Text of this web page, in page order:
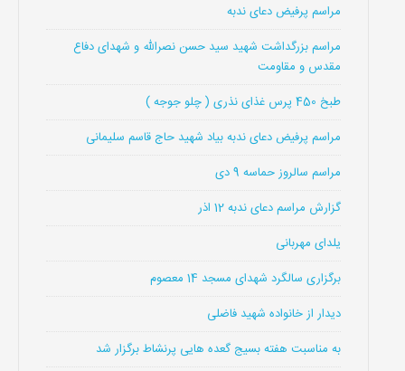
مراسم پرفیض دعای ندبه
مراسم بزرگداشت شهید سید حسن نصرالله و شهدای دفاع
مقدس و مقاومت
طبخ 450 پرس غذای نذری ( چلو جوجه )
مراسم پرفیض دعای ندبه بیاد شهید حاج قاسم سلیمانی
مراسم سالروز حماسه 9 دی
گزارش مراسم دعای ندبه 12 اذر
یلدای مهربانی
برگزاری سالگرد شهدای مسجد 14 معصوم
دیدار از خانواده شهید فاضلی
به مناسبت هفته بسیج گعده هایی پرنشاط برگزار شد